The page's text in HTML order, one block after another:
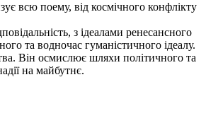
всю поему, від космічного конфлікту
з ідеалами ренесансного
та водночас гуманістичного ідеалу.
Він осмислює шляхи політичного та
на майбутнє.